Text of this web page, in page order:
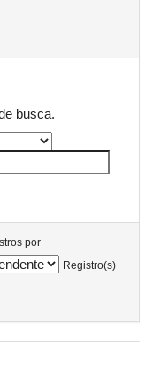
busca.
por
Registro(s)